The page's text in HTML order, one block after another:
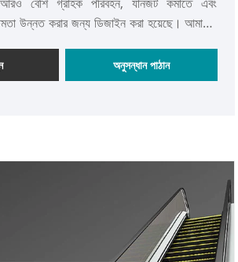
উন্নত করার জন্য ডিজাইন করা হয়েছে। আমাদের
করতে পারেন।
অনুসন্ধান পাঠান